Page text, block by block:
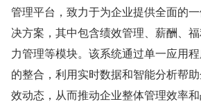
管理平台，致力于为企业提供全面的
决方案，其中包含绩效管理、薪酬、
力管理等模块。该系统通过单一应用
的整合，利用实时数据和智能分析帮
效动态，从而推动企业整体管理效率